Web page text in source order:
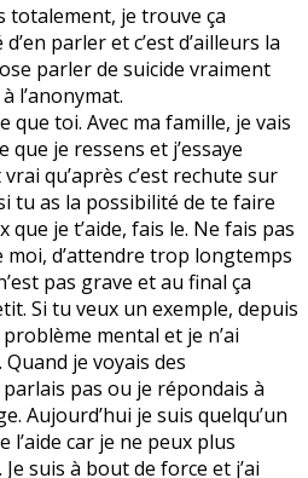
totalement, je trouve ça
parler et c’est d’ailleurs la
parler de suicide vraiment
l’anonymat.
que toi. Avec ma famille, je vais
je ressens et j’essaye
vrai qu’après c’est rechute sur
tu as la possibilité de te faire
que je t’aide, fais le. Ne fais pas
moi, d’attendre trop longtemps
pas grave et au final ça
Si tu veux un exemple, depuis
problème mental et je n’ai
je voyais des
pas ou je répondais à
Aujourd’hui je suis quelqu’un
l’aide car je ne peux plus
suis à bout de force et j’ai